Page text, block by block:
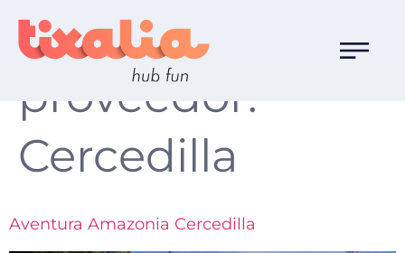
Destino
proveedor:
Cercedilla
Aventura Amazonia Cercedilla